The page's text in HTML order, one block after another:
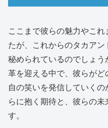
ここまで彼らの魅力やこ
たが、これからのタカア
秘められているのでしょ
革を迎える中で、彼らが
自の笑いを発信していく
らに抱く期待と、彼らの
す。